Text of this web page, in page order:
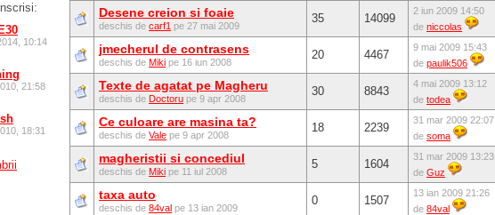
10:14
21:58
18:31
Desene creion si foaie
deschis de carf1 pe 27 mai 2009
35 14099
2 iun 2009 14:50
de niccolas
jmecherul de contrasens
deschis de Miki pe 16 iun 2008
20 4467
9 mai 2009 15:43
de paulik506
Texte de agatat pe Magheru
deschis de Doctoru pe 9 apr 2008
30 8843
4 mai 2009 13:12
de todea
Ce culoare are masina ta?
deschis de Vale pe 9 apr 2008
18 2239
31 mar 2009 22:07
de soma
magheristii si concediul
deschis de Miki pe 11 iul 2008
5 1604
31 mar 2009 13:23
de Guz
taxa auto
deschis de 84val pe 13 ian 2009
0 1507
13 ian 2009 21:26
de 84val